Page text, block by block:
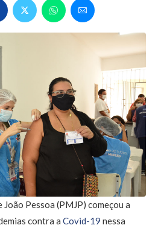
Pessoa (PMJP) começou a
contra a Covid-19 nessa